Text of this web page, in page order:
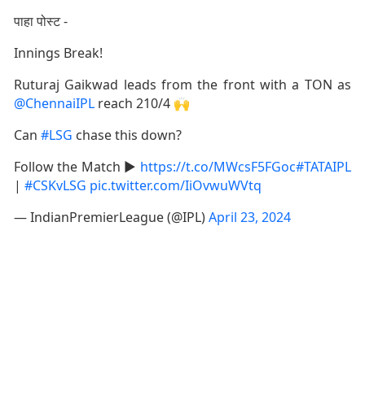
पाहा पोस्ट -
Innings Break!
Ruturaj Gaikwad leads from the front with a TON as
@ChennaiIPL reach 210/4 🙌
Can #LSG chase this down?
Follow the Match ▶️ https://t.co/MWcsF5FGoc#TATAIPL
| #CSKvLSG pic.twitter.com/IiOvwuWVtq
— IndianPremierLeague (@IPL)April 23, 2024